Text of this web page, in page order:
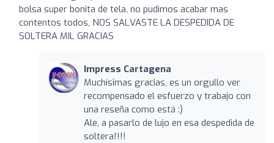
bolsa super bonita de tela, no pudimos acabar mas
contentos todos, NOS SALVASTE LA DESPEDIDA DE
SOLTERA MIL GRACIAS
Impress Cartagena
Muchísimas gracias, es un orgullo ver
recompensado el esfuerzo y trabajo con
una reseña como está :)
Ale, a pasarlo de lujo en esa despedida de
soltera!!!!